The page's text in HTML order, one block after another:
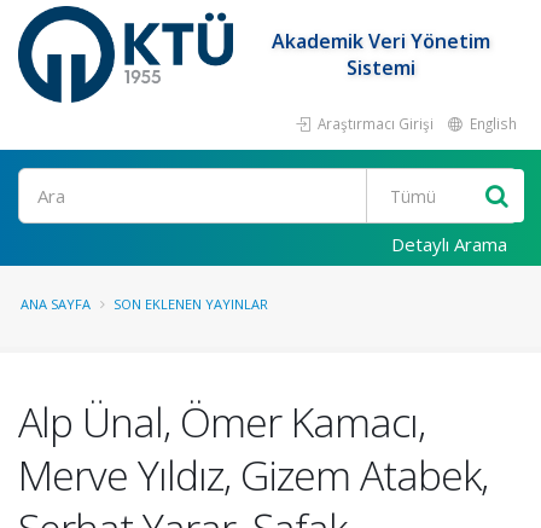
Akademik Veri Yönetim
Sistemi
Araştırmacı Girişi English
Ara
Detaylı Arama
ANA SAYFA SON EKLENEN YAYINLAR
Alp Ünal, Ömer Kamacı,
Merve Yıldız, Gizem Atabek,